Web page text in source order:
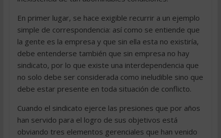
En primer lugar, se hace exigible recurrir a un ejemplo
simple de correspondencia: así como se entiende que
la gente es la empresa y que sin ella esta no existiría,
debe entenderse también que sin empresa no hay
sindicato, por lo que existe una interdependencia que
no solo debe ser considerada como ineludible sino que
debe estar presente en toda situación de conflicto.
Cuando el sindicato ejerce las presiones que por años
han servido para el logro de sus objetivos está
obviando tres elementos gerenciales que han venido